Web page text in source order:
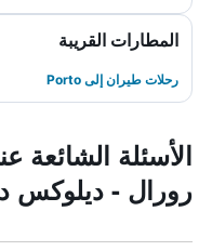
المطارات القريبة
رحلات طيران إلى Porto
الأسئلة
رورال - ديلوكس